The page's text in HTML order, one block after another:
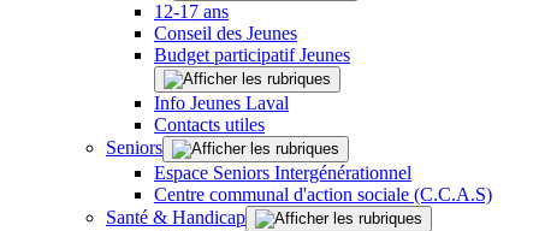
12-17 ans
Conseil des Jeunes
Budget participatif Jeunes
Info Jeunes Laval
Contacts utiles
Seniors
Espace Seniors Intergénérationnel
Centre communal d'action sociale (C.C.A.S)
Santé & Handicap